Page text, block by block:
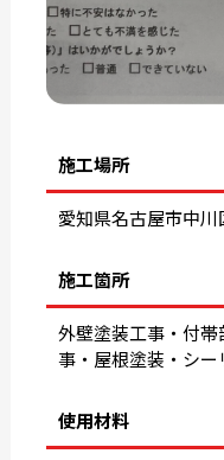
施工場所
愛知県名古屋市中川
施工箇所
外壁塗装工事・付
事・屋根塗装・シ
使用材料